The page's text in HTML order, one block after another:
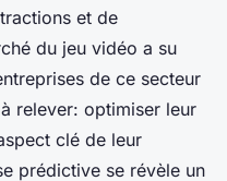
la
d'un
de jeux
et de
du jeu vidéo a su
de ce secteur
relever: optimiser leur
clé de leur
prédictive se révèle un